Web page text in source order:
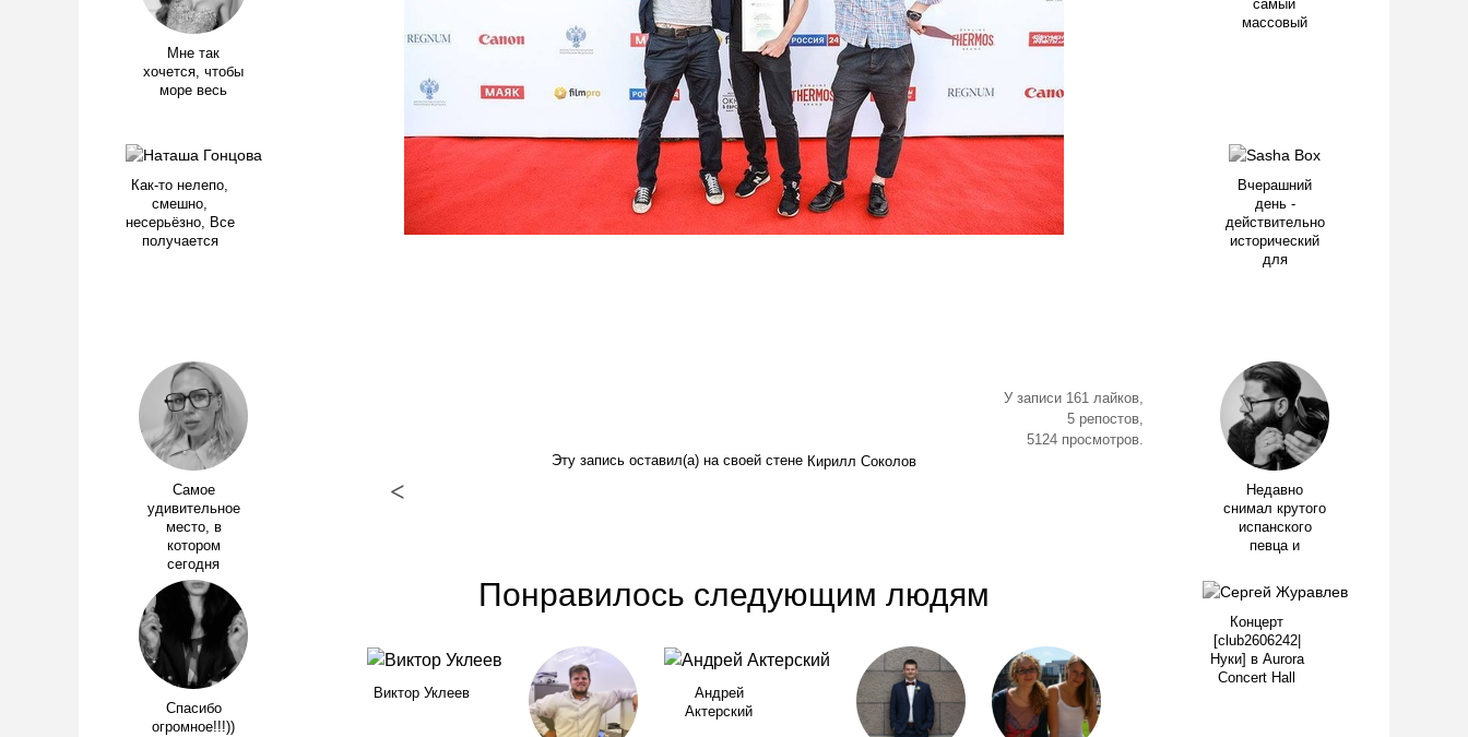
У записи 161 лайков,
5 репостов,
5124 просмотров.
Эту запись оставил(а) на своей стене Кирилл Соколов
<
Понравилось следующим людям
Виктор Уклеев
Андрей
Актерский
Мне так
хочется, чтобы
море весь
Как-то нелепо,
смешно,
несерьёзно, Все
получается
Самое
удивительное
место, в
котором
сегодня
Спасибо
огромное!!!))
самый
массовый
Вчерашний
день -
действительно
исторический
для
Недавно
снимал крутого
испанского
певца и
Концерт
[club2606242|
Нуки] в Aurora
Concert Hall